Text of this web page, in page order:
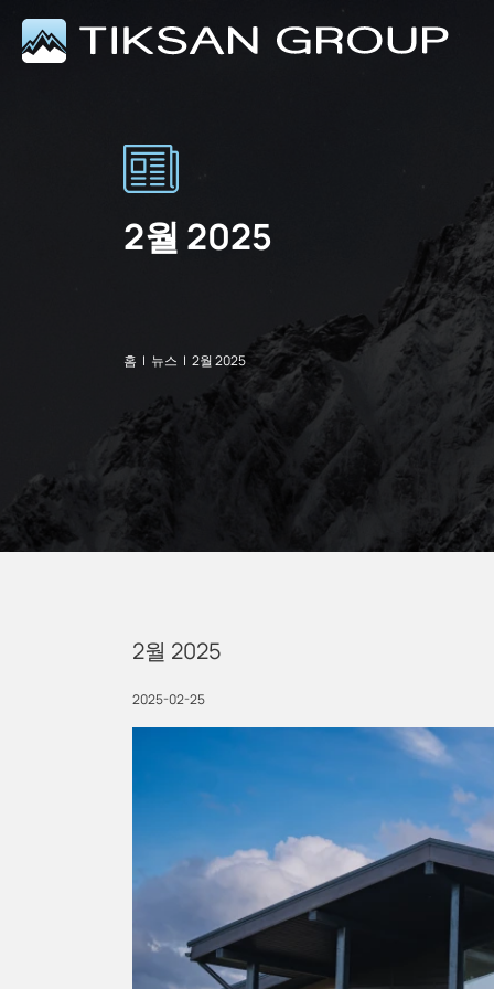
2월 2025
홈 | 뉴스 | 2월 2025
2월 2025
2025-02-25